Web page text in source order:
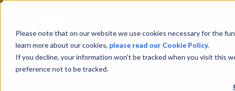
Please note that on our website we use cookies necessary for the
learn more about our cookies, please read our Cookie Policy.
If you decline, your information won’t be tracked when you visit this
preference not to be tracked.